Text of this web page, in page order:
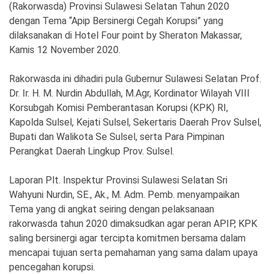
(Rakorwasda) Provinsi Sulawesi Selatan Tahun 2020
dengan Tema “Apip Bersinergi Cegah Korupsi” yang
dilaksanakan di Hotel Four point by Sheraton Makassar,
Kamis 12 November 2020.
Rakorwasda ini dihadiri pula Gubernur Sulawesi Selatan Prof.
Dr. Ir. H. M. Nurdin Abdullah, M.Agr, Kordinator Wilayah VIII
Korsubgah Komisi Pemberantasan Korupsi (KPK) RI,
Kapolda Sulsel, Kejati Sulsel, Sekertaris Daerah Prov Sulsel,
Bupati dan Walikota Se Sulsel, serta Para Pimpinan
Perangkat Daerah Lingkup Prov. Sulsel.
Laporan Plt. Inspektur Provinsi Sulawesi Selatan Sri
Wahyuni Nurdin, SE., Ak., M. Adm. Pemb. menyampaikan
Tema yang di angkat seiring dengan pelaksanaan
rakorwasda tahun 2020 dimaksudkan agar peran APIP, KPK
saling bersinergi agar tercipta komitmen bersama dalam
mencapai tujuan serta pemahaman yang sama dalam upaya
pencegahan korupsi.